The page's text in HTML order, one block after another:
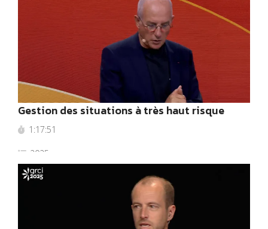
Gestion des situations à très haut risque
1:17:51
2025